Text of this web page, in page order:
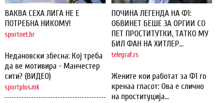
ВАКВА СЕХА ЛИГА НЕ Е
ПОТРЕБНА НИКОМУ!
sportnet.hr
Недановски збесна: Кој треба
да ве мотивира - Манчестер
сити? (ВИДЕО)
sportplus.mk
ПОЧИНА ЛЕГЕНДА НА Ф1:
ОБВИНЕТ БЕШЕ ЗА ОРГИИ СО
ПЕТ ПРОСТИТУТКИ, ТАТКО МУ
БИЛ ФАН НА ХИТЛЕР...
telegraf.rs
Жените кои работат за Ф1 го
кренаа гласот: Ова е слично
на проституција...